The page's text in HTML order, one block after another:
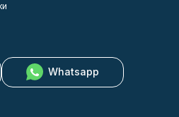
Whatsapp